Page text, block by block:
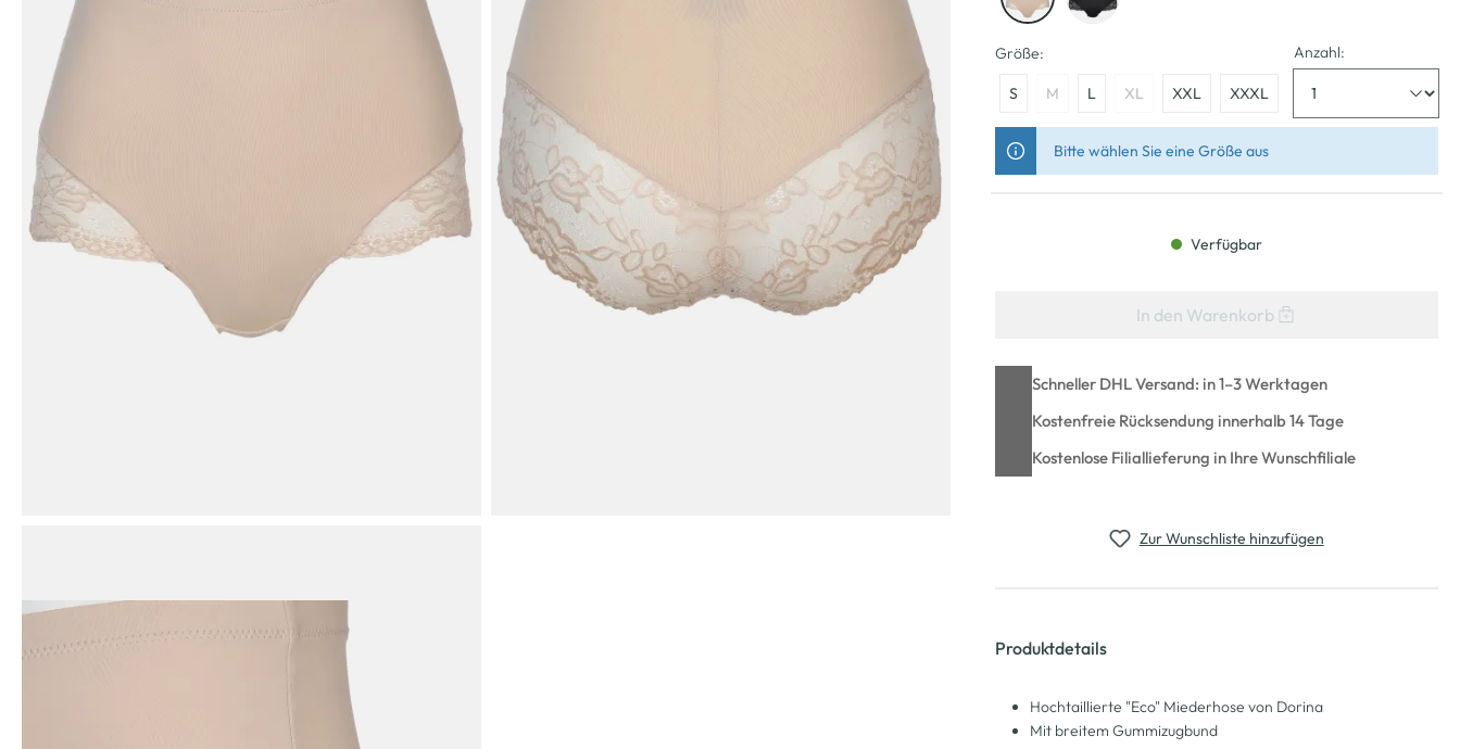
Größe:
S M L XL XXL XXXL
Anzahl:
Bitte wählen Sie eine Größe aus
Verfügbar
In den Warenkorb
Schneller DHL Versand: in 1–3 Werktagen
Kostenfreie Rücksendung innerhalb 14 Tage
Kostenlose Filiallieferung in Ihre Wunschfiliale
Zur Wunschliste hinzufügen
Produktdetails
Hochtaillierte "Eco" Miederhose von Dorina
Mit breitem Gummizugbund